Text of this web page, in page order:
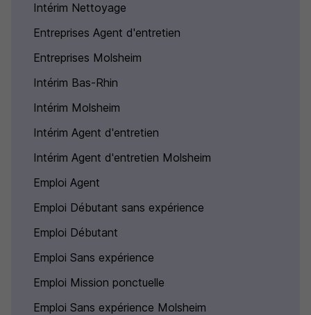
Intérim Nettoyage
Entreprises Agent d'entretien
Entreprises Molsheim
Intérim Bas-Rhin
Intérim Molsheim
Intérim Agent d'entretien
Intérim Agent d'entretien Molsheim
Emploi Agent
Emploi Débutant sans expérience
Emploi Débutant
Emploi Sans expérience
Emploi Mission ponctuelle
Emploi Sans expérience Molsheim